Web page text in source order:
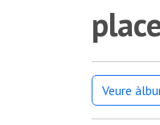
Veure